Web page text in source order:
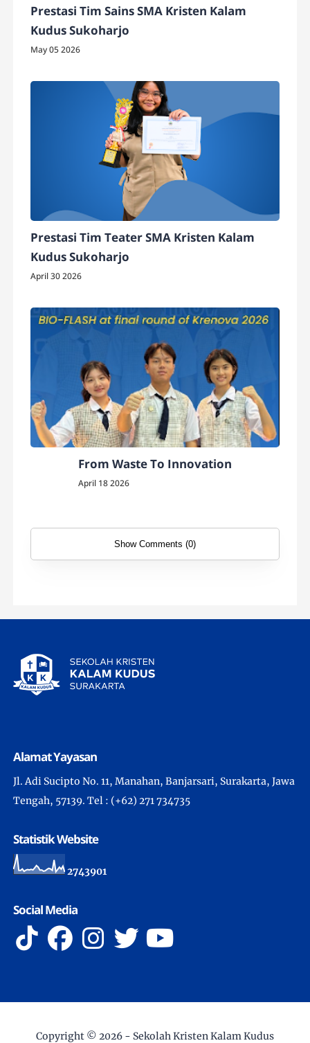
Prestasi Tim Sains SMA Kristen Kalam
Kudus Sukoharjo
May 05 2026
Prestasi Tim Teater SMA Kristen Kalam
Kudus Sukoharjo
April 30 2026
From Waste To Innovation
April 18 2026
Show Comments (0)
Alamat Yayasan
Jl. Adi Sucipto No. 11, Manahan, Banjarsari, Surakarta, Jawa
Tengah, 57139. Tel : (+62) 271 734735
Statistik Website
2743901
Social Media
Copyright © 2026 - Sekolah Kristen Kalam Kudus